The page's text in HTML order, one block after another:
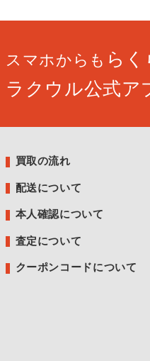
スマホからも らく
ラクウル公式ア
買取の流れ
配送について
本人確認について
査定について
クーポンコードについて